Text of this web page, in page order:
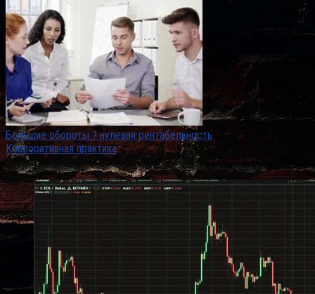
Большие обороты ? нулевая рентабельность
Корпоративная практика
Самые популярные заметки